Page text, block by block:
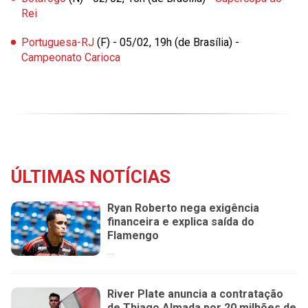
Rei
Portuguesa-RJ (F) - 05/02, 19h (de Brasília) -
Campeonato Carioca
ÚLTIMAS NOTÍCIAS
Ryan Roberto nega exigência
financeira e explica saída do
Flamengo
...
River Plate anuncia a contratação